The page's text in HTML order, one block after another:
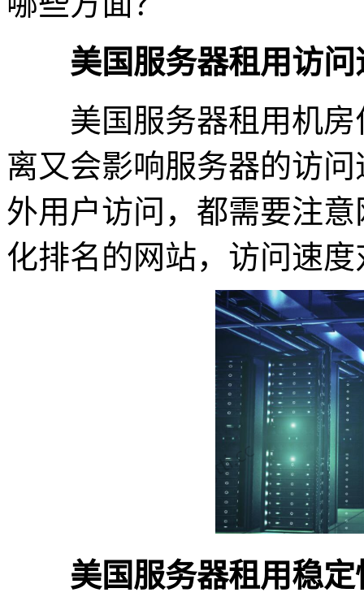
美国服务器租用访问
美国服务器租用机房
离又会影响服务器的访
外用户访问，都需要注
化排名的网站，访问速
美国服务器租用稳定